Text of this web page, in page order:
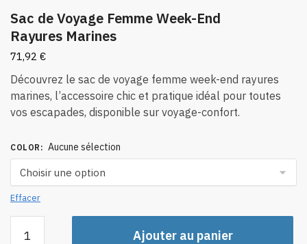
Sac de Voyage Femme Week-End
Rayures Marines
71,92 €
Découvrez le sac de voyage femme week-end rayures
marines, l’accessoire chic et pratique idéal pour toutes
vos escapades, disponible sur voyage-confort.
COLOR : Aucune sélection
Effacer
Ajouter au panier